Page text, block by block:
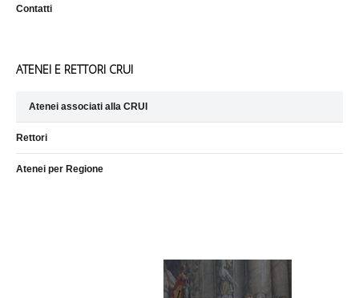
Contatti
ATENEI E RETTORI CRUI
Atenei associati alla CRUI
Rettori
Atenei per Regione